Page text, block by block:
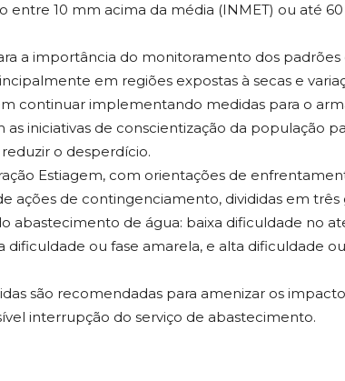
entre 10 mm acima da média (INMET) ou até
a importância do monitoramento dos padrões
em regiões expostas à secas e
continuar implementando medidas para o
iniciativas de conscientização da população
o desperdício.
Estiagem, com orientações de
ações de contingenciamento, divididas em três
abastecimento de água: baixa dificuldade no
dificuldade ou fase amarela, e alta dificuldade
são recomendadas para amenizar os
interrupção do serviço de abastecimento.